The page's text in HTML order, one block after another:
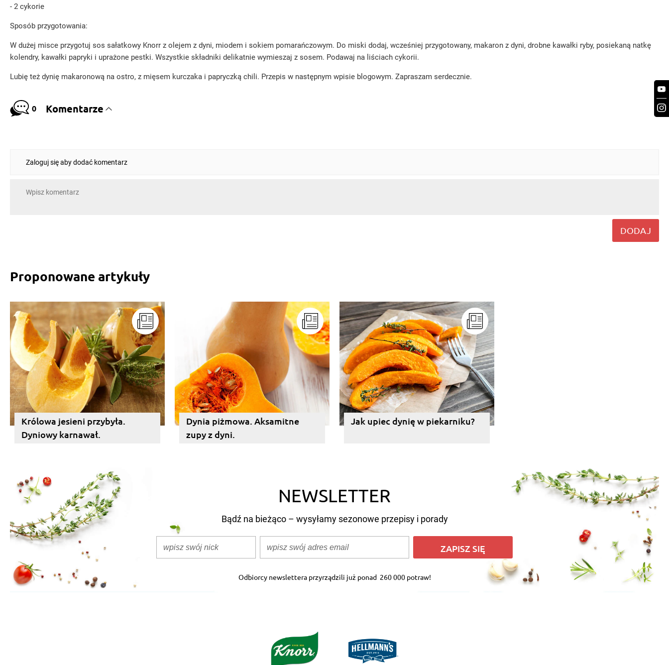
- 2 cykorie
Sposób przygotowania:
W dużej misce przygotuj sos sałatkowy Knorr z olejem z dyni, miodem i sokiem pomarańczowym. Do miski dodaj, wcześniej przygotowany, makaron z dyni, drobne kawałki ryby, posiekaną natkę
kolendry, kawałki papryki i uprażone pestki. Wszystkie składniki delikatnie wymieszaj z sosem. Podawaj na liściach cykorii.
Lubię też dynię makaronową na ostro, z mięsem kurczaka i papryczką chili. Przepis w następnym wpisie blogowym. Zapraszam serdecznie.
0 Komentarze
Zaloguj się aby dodać komentarz
DODAJ
Proponowane artykuły
Królowa jesieni przybyła.
Dyniowy karnawał.
Dynia piżmowa. Aksamitne
zupy z dyni.
Jak upiec dynię w piekarniku?
NEWSLETTER
Bądź na bieżąco – wysyłamy sezonowe przepisy i porady
ZAPISZ SIĘ
Odbiorcy newslettera przyrządzili już ponad 260 000 potraw!